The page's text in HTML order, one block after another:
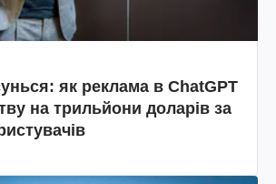
як реклама в ChatGPT
на трильйони доларів за